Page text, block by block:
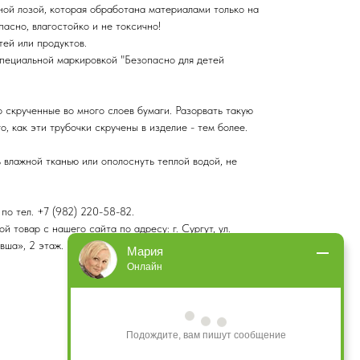
лозой, которая обработана материалами только на
влагостойко и не токсично!
или продуктов.
маркировкой "Безопасно для детей
во много слоев бумаги. Разорвать такую
как эти трубочки скручены в изделие - тем более.
влажной тканью или ополоснуть теплой водой, не
по тел. +7 (982) 220-58-82.
товар с нашего сайта по адресу: г. Сургут, ул.
2 этаж.
Мария
Онлайн
Подождите, вам пишут сообщение